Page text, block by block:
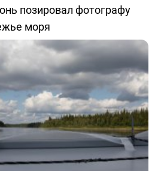
позировал фотографу
моря